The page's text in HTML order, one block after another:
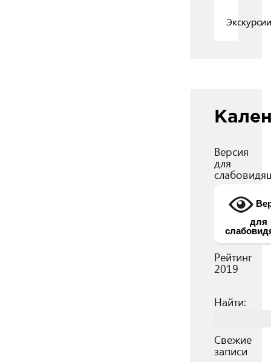
Экскурсии
Версия
для
для
Рейтинг
2019
Найти:
Свежие
записи